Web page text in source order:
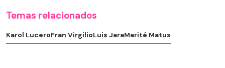
Temas relacionados
Karol LuceroFran VirgilioLuis JaraMarité Matus